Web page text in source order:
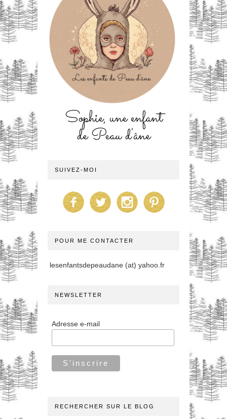
Sophie, une enfant
de Peau d'âne
SUIVEZ-MOI
POUR ME CONTACTER
lesenfantsdepeaudane (at) yahoo.fr
NEWSLETTER
Adresse e-mail
RECHERCHER SUR LE BLOG